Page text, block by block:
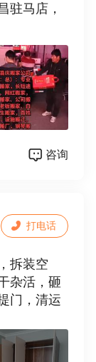
驻马店，
咨询
拆装空
杂活，砸
门，清运
打电话